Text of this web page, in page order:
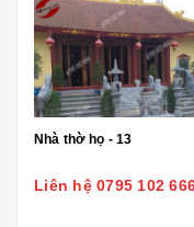
Nhà thờ họ - 13
Liên hệ 0795 102